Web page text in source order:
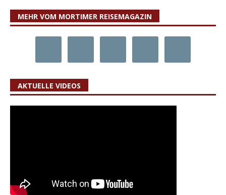
MEHR VOM MORTIMER REISEMAGAZIN
AKTUELLE VIDEOS